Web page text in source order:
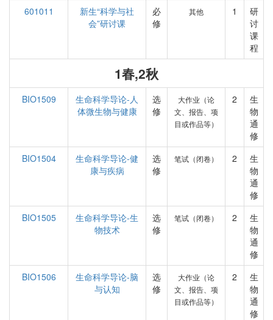
601011
新生“科学与社
会”研讨课
必
修
其他 1
研
讨
课
程
1春,2秋
BIO1509
生命科学导论-人
体微生物与健康
选
修
大作业（论
文、报告、项
目或作品等）
2
生
物
通
修
BIO1504
生命科学导论-健
康与疾病
选
修
笔试（闭卷） 2
生
物
通
修
BIO1505
生命科学导论-生
物技术
选
修
笔试（闭卷） 2
生
物
通
修
BIO1506
生命科学导论-脑
与认知
选
修
大作业（论
文、报告、项
目或作品等）
2
生
物
通
修